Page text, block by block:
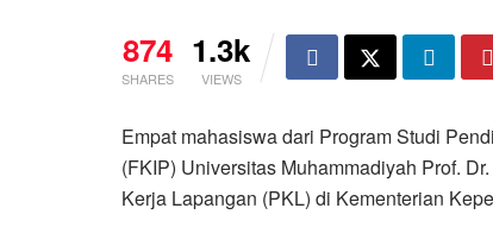
874
SHARES
1.3k
VIEWS
Empat mahasiswa dari Program Studi
(FKIP) Universitas Muhammadiyah Prof.
Kerja Lapangan (PKL) di Kementerian